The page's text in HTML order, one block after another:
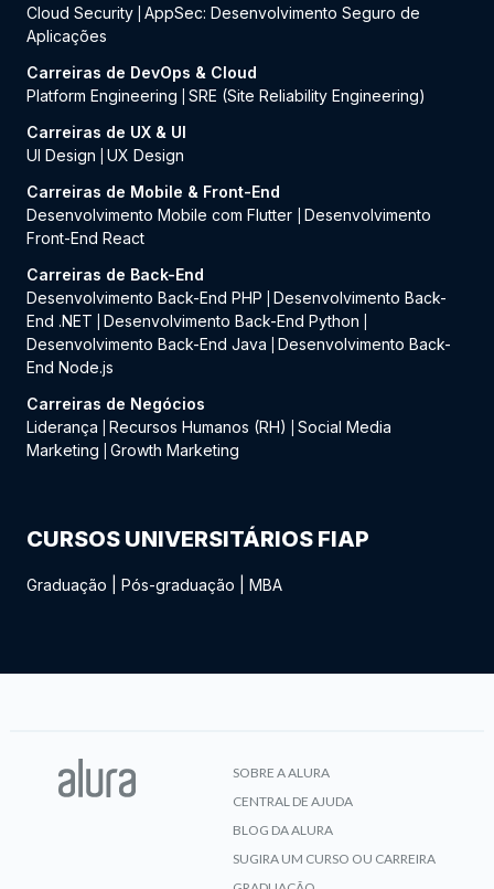
Cloud Security AppSec: Desenvolvimento Seguro de
Aplicações
Carreiras de DevOps & Cloud
Platform Engineering
SRE (Site Reliability Engineering)
Carreiras de UX & UI
UI Design
UX Design
Carreiras de Mobile & Front-End
Desenvolvimento Mobile com Flutter
Desenvolvimento
Front-End React
Carreiras de Back-End
Desenvolvimento Back-End PHP
Desenvolvimento Back-
End .NET
Desenvolvimento Back-End Python
Desenvolvimento Back-End Java
Desenvolvimento Back-
End Node.js
Carreiras de Negócios
Liderança
Recursos Humanos (RH)
Social Media
Marketing
Growth Marketing
CURSOS UNIVERSITÁRIOS FIAP
Graduação Pós-graduação MBA
SOBRE A ALURA
CENTRAL DE AJUDA
BLOG DA ALURA
SUGIRA UM CURSO OU CARREIRA